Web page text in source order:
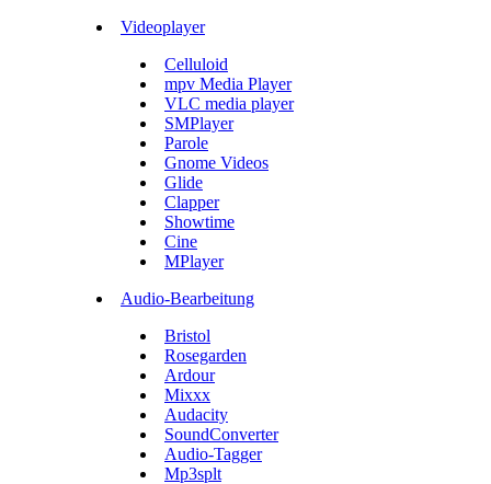
Videoplayer
Celluloid
mpv Media Player
VLC media player
SMPlayer
Parole
Gnome Videos
Glide
Clapper
Showtime
Cine
MPlayer
Audio-Bearbeitung
Bristol
Rosegarden
Ardour
Mixxx
Audacity
SoundConverter
Audio-Tagger
Mp3splt